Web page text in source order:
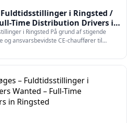
Fuldtidsstillinger i Ringsted /
Time Distribution Drivers in
i Ringsted På grund af stigende
og ansvarsbevidste CE-chauffører til…